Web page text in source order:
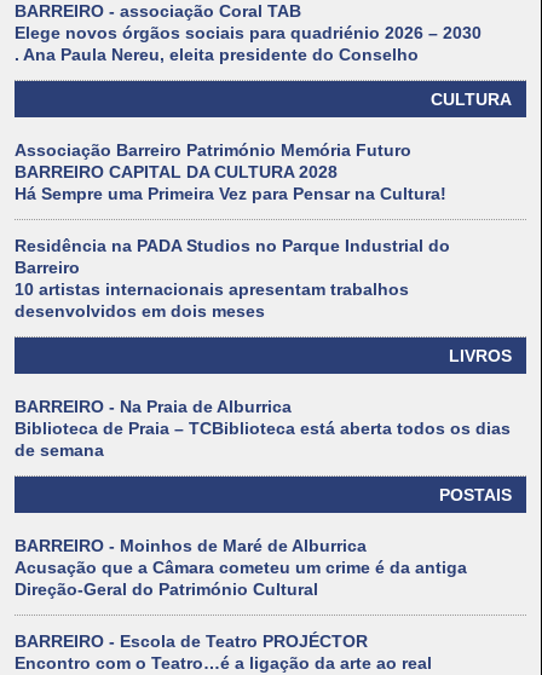
BARREIRO - associação Coral TAB
Elege novos órgãos sociais para quadriénio 2026 – 2030
. Ana Paula Nereu, eleita presidente do Conselho
CULTURA
Associação Barreiro Património Memória Futuro
BARREIRO CAPITAL DA CULTURA 2028
Há Sempre uma Primeira Vez para Pensar na Cultura!
Residência na PADA Studios no Parque Industrial do
Barreiro
10 artistas internacionais apresentam trabalhos
desenvolvidos em dois meses
LIVROS
BARREIRO - Na Praia de Alburrica
Biblioteca de Praia – TCBiblioteca está aberta todos os dias
de semana
POSTAIS
BARREIRO - Moinhos de Maré de Alburrica
Acusação que a Câmara cometeu um crime é da antiga
Direção-Geral do Património Cultural
BARREIRO - Escola de Teatro PROJÉCTOR
Encontro com o Teatro…é a ligação da arte ao real